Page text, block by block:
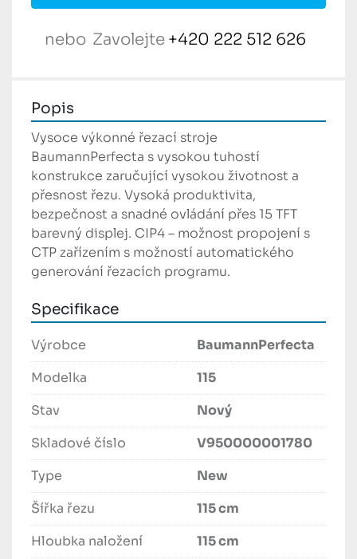
nebo Zavolejte +420 222 512 626
Popis
Vysoce výkonné řezací stroje
BaumannPerfecta s vysokou tuhostí
konstrukce zaručující vysokou životnost a
přesnost řezu. Vysoká produktivita,
bezpečnost a snadné ovládání přes 15 TFT
barevný displej. CIP4 – možnost propojení s
CTP zařízením s možností automatického
generování řezacích programu.
Specifikace
Výrobce
BaumannPerfecta
Modelka
115
Stav
Nový
Skladové číslo
V950000001780
Type
New
Šířka řezu
115 cm
Hloubka naložení
115 cm